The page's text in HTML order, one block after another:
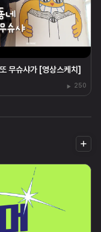
무슈샤가 [영상스케치]
250
더
보